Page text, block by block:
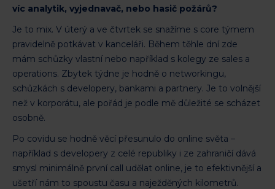
víc analytik, vyjednavač, nebo hasič požárů?
Je to mix. V úterý a ve čtvrtek se snažíme s core týmem
pravidelně potkávat v kanceláři. Během těhle dní zde
mám schůzky vlastní nebo například s kolegy ze sales a
operations. Zbytek týdne je hodně o networkingu,
schůzkách s developery, bankami a partnery. Je to volnější
než v korporátu, ale pořád je podle mě důležité se scházet
osobně.
Po covidu se hodně věcí přesunulo do online světa –
například s developery z celé republiky i ze zahraničí dává
smysl minimálně první call udělat online, je to efektivnější a
ušetří nám to spoustu času a naježděných kilometrů.